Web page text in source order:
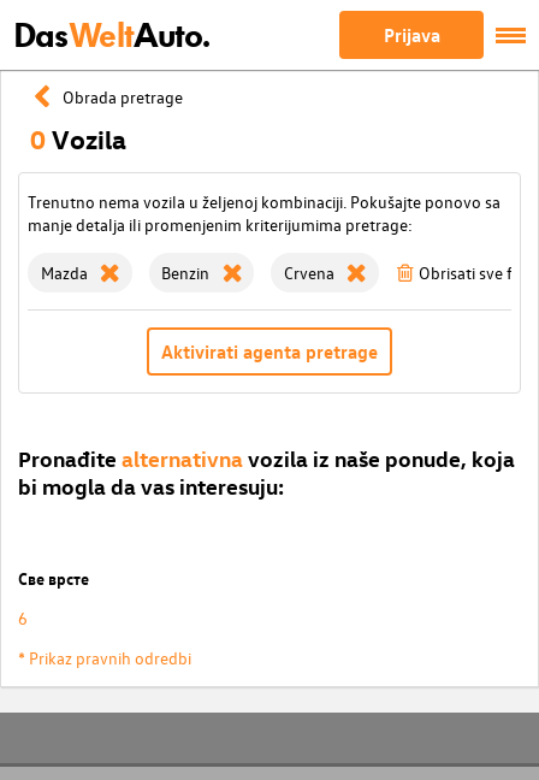
DasWeltAuto. Prijava
Obrada pretrage
0Vozila
Trenutno nema vozila u željenoj kombinaciji. Pokušajte ponovo sa
manje detalja ili promenjenim kriterijumima pretrage:
Mazda Benzin Crvena Obrisati sve
Aktivirati agenta pretrage
Pronađite alternativnavozila iz naše ponude, koja
bi mogla da vas interesuju:
Све врсте
6
* Prikaz pravnih odredbi